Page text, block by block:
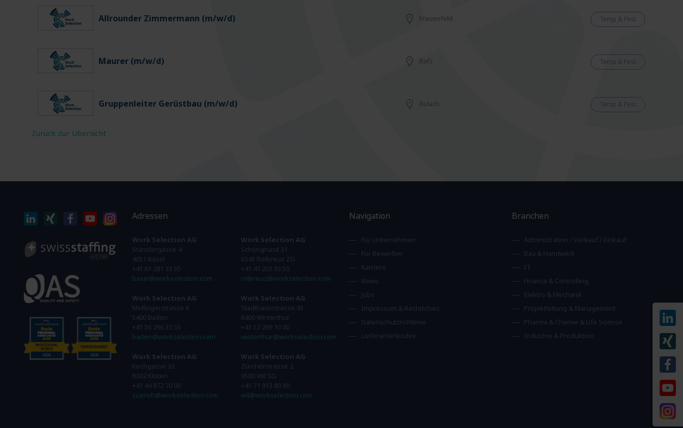
Allrounder Zimmermann (m/w/d) Frauenfeld Temp & Fest
Maurer (m/w/d) Rafz Temp & Fest
Gruppenleiter Gerüstbau (m/w/d) Bülach Temp & Fest
Zurück zur Übersicht
Adressen
Work Selection AG
Stänzlergasse 4
4051 Basel
+41 61 281 33 55
basel@workselection.com
Work Selection AG
Mellingerstrasse 6
5400 Baden
+41 56 296 33 55
baden@workselection.com
Work Selection AG
Kirchgasse 33
8302 Kloten
+41 44 872 70 00
zuerich@workselection.com
Work Selection AG
Schöngrund 31
6343 Rotkreuz ZG
+41 41 203 33 55
rotkreuz@workselection.com
Work Selection AG
Stadthausstrasse 43
8400 Winterthur
+41 52 269 10 00
winterthur@workselection.com
Work Selection AG
Zürcherstrasse 2
9500 Wil SG
+41 71 913 80 80
wil@workselection.com
Navigation
Für Unternehmen
Für Bewerber
Karriere
News
Jobs
Impressum & Rechtliches
Datenschutzrichtlinie
Lieferantenkodex
Branchen
Administration / Verkauf / Einkauf
Bau & Handwerk
IT
Finance & Controlling
Elektro & Mechanik
Projektleitung & Management
Pharma & Chemie & Life Science
Industrie & Produktion